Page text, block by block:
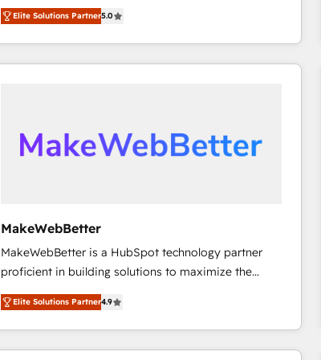
HubSpot大百科 出版 CRM・AI活用に関するご相談、現
HubSpot’s only Elite Partner with all 8 Accreditations
and a 3× Partner of the Year, New Breed turns
HubSpot into your engine for measurable, durable
growth.
growth. As a triple-accredited HubSpot Solutions
Partner, we specialize in both strategic RevOps
planning and hands-on technical execution - building
the operational foundation companies need to
we help: ✔️ Full HubSpot implementations and portal
optimization ✔️ Data migrations, CRM architecture,
based engagements and ongoing RevOps
partnerships, we guide organizations through the
revenue maturity model - delivering the right
improvements at the right time so operations
evolve strategically and sustainably as the business
grows.
Elite Solutions Partner5.0
MakeWebBetter
MakeWebBetter is a HubSpot technology partner
proficient in building solutions to maximize the
operational efficiency of HubSpot. The fastest-
growing tech-enabler & facilitator, MakeWebBetter,
hands you the blend of HubSpot expertise &
eminent solutions & integrations. Trust us to
Elite Solutions Partner4.9